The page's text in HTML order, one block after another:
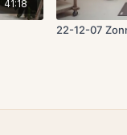
41:18
22-12-07